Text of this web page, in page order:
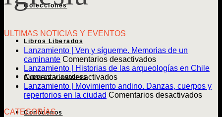
Colecciones
Libros Liberados
Autoras y autores
Conócenos
ULTIMAS NOTICIAS Y EVENTOS
Lanzamiento | Ven y sígueme. Memorias de un
caminante Comentarios desactivadosen
Lanzamiento
Ven
y
Lanzamiento | Historias de las arqueologías en Chile
Comentarios desactivadosen
Lanzamiento
|
Lanzamiento | Movimiento andino. Danzas, cuerpos y
repertorios en la ciudad Comentarios desactivadosen
CATEGORÍAS